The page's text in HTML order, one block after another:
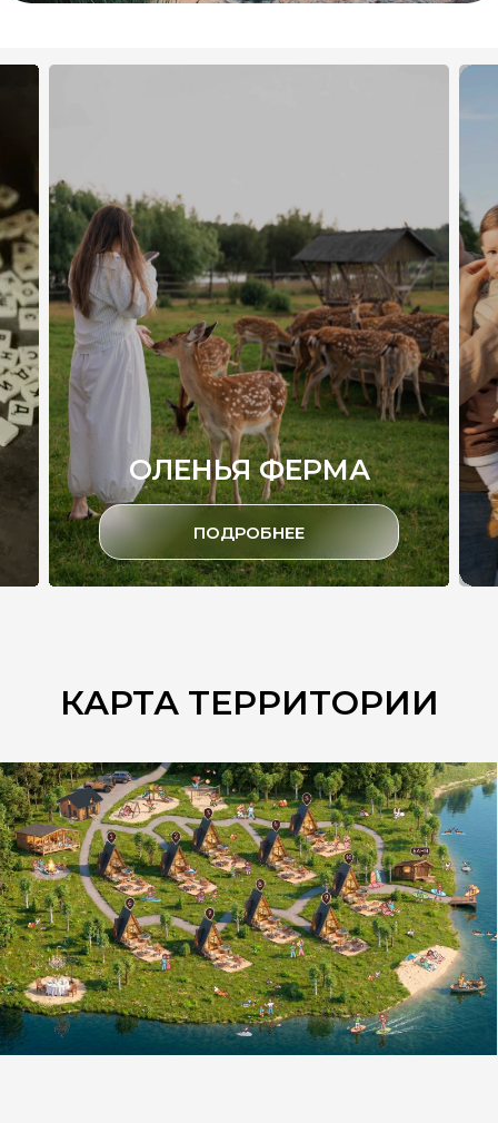
ОЛЕНЬЯ ФЕРМА
ПОДРОБНЕЕ
КАРТА ТЕРРИТОРИИ